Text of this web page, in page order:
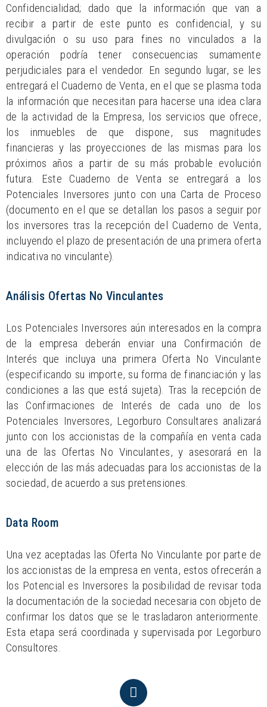
Confidencialidad; dado que la información que van a
recibir a partir de este punto es confidencial, y su
divulgación o su uso para fines no vinculados a la
operación podría tener consecuencias sumamente
perjudiciales para el vendedor. En segundo lugar, se les
entregará el Cuaderno de Venta, en el que se plasma toda
la información que necesitan para hacerse una idea clara
de la actividad de la Empresa, los servicios que ofrece,
los inmuebles de que dispone, sus magnitudes
financieras y las proyecciones de las mismas para los
próximos años a partir de su más probable evolución
futura. Este Cuaderno de Venta se entregará a los
Potenciales Inversores junto con una Carta de Proceso
(documento en el que se detallan los pasos a seguir por
los inversores tras la recepción del Cuaderno de Venta,
incluyendo el plazo de presentación de una primera oferta
indicativa no vinculante).
Análisis Ofertas No Vinculantes
Los Potenciales Inversores aún interesados en la compra
de la empresa deberán enviar una Confirmación de
Interés que incluya una primera Oferta No Vinculante
(especificando su importe, su forma de financiación y las
condiciones a las que está sujeta). Tras la recepción de
las Confirmaciones de Interés de cada uno de los
Potenciales Inversores, Legorburo Consultares analizará
junto con los accionistas de la compañía en venta cada
una de las Ofertas No Vinculantes, y asesorará en la
elección de las más adecuadas para los accionistas de la
sociedad, de acuerdo a sus pretensiones.
Data Room
Una vez aceptadas las Oferta No Vinculante por parte de
los accionistas de la empresa en venta, estos ofrecerán a
los Potencial es Inversores la posibilidad de revisar toda
la documentación de la sociedad necesaria con objeto de
confirmar los datos que se le trasladaron anteriormente.
Esta etapa será coordinada y supervisada por Legorburo
Consultores.